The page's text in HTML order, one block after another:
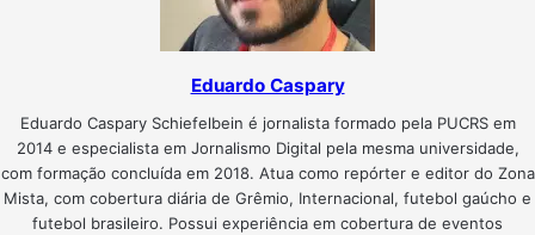
Eduardo Caspary
Eduardo Caspary Schiefelbein é jornalista formado pela PUCRS em
2014 e especialista em Jornalismo Digital pela mesma universidade,
com formação concluída em 2018. Atua como repórter e editor do Zona
Mista, com cobertura diária de Grêmio, Internacional, futebol gaúcho e
futebol brasileiro. Possui experiência em cobertura de eventos